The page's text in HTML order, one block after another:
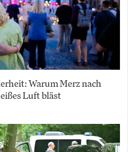
Warum Merz nach
Luft bläst